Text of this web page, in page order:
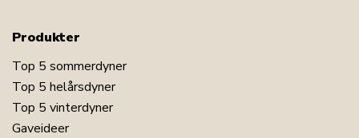
Produkter
Top 5 sommerdyner
Top 5 helårsdyner
Top 5 vinterdyner
Gaveideer